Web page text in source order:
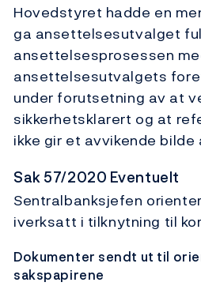
Hovedstyret hadde en
ga ansettelsesutvalget
ansettelsesprosessen
ansettelsesutvalgets
under forutsetning av at
sikkerhetsklarert og at
ikke gir et avvikende bilde
Sak 57/2020 Eventuelt
Sentralbanksjefen
iverksatt i tilknytning til
Dokumenter sendt ut til
sakspapirene